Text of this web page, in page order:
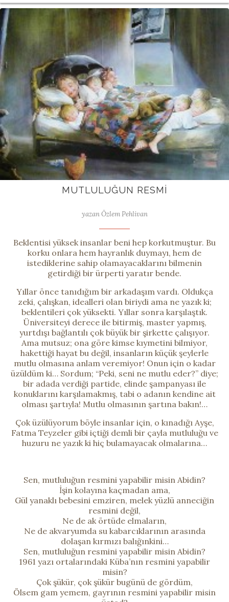
MUTLULUĞUN RESMI
yazan Özlem Pehlivan
Beklentisi yüksek insanlar beni hep korkutmuştur. Bu
korku onlara hem hayranlık duymayı, hem de
istediklerine sahip olamayacaklarını bilmenin
getirdiği bir ürperti yaratır bende.
Yıllar önce tanıdığım bir arkadaşım vardı. Oldukça
zeki, çalışkan, idealleri olan biriydi ama ne yazık ki;
beklentileri çok yüksekti. Yıllar sonra karşılaştık.
Üniversiteyi derece ile bitirmiş, master yapmış,
yurtdışı bağlantılı çok büyük bir şirkette çalışıyor.
Ama mutsuz; ona göre kimse kıymetini bilmiyor,
hakettiği hayat bu değil, insanların küçük şeylerle
mutlu olmasına anlam veremiyor! Onun için o kadar
üzüldüm ki… Sordum; “Peki, seni ne mutlu eder?” diye;
bir adada verdiği partide, elinde şampanyası ile
konuklarını karşılamakmış, tabi o adanın kendine ait
olması şartıyla! Mutlu olmasının şartına bakın!…
Çok üzülüyorum böyle insanlar için, o kınadığı Ayşe,
Fatma Teyzeler gibi içtiği demli bir çayla mutluluğu ve
huzuru ne yazık ki hiç bulamayacak olmalarına…
Sen, mutluluğun resmini yapabilir misin Abidin?
İşin kolayına kaçmadan ama,
Gül yanaklı bebesini emziren, melek yüzlü anneciğin
resmini değil,
Ne de ak örtüde elmaların,
Ne de akvaryumda su kabarcıklarının arasında
dolaşan kırmızı balığınkini…
Sen, mutluluğun resmini yapabilir misin Abidin?
1961 yazı ortalarındaki Küba’nın resmini yapabilir
misin?
Çok şükür, çok şükür bugünü de gördüm,
Ölsem gam yemem, gayrının resmini yapabilir misin